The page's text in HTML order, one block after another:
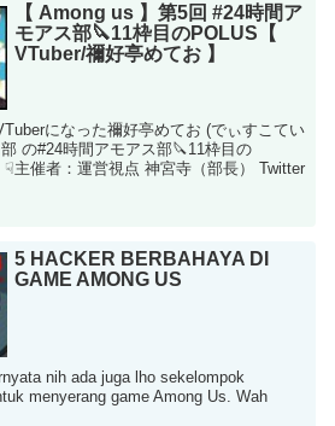
【 Among us 】第5回 #24時間ア
モアス部🔪11枠目のPOLUS【
VTuber/禰好亭めてお 】
になった禰好亭めてお (でぃすこてい
の#24時間アモアス部🔪11枠目の
主催者：運営視点 神宮寺（部長） Twitter
5 HACKER BERBAHAYA DI
GAME AMONG US
nih ada juga lho sekelompok
menyerang game Among Us. Wah